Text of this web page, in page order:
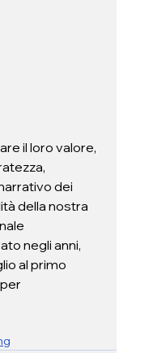
il loro valore,
dei
della nostra
negli anni,
al primo